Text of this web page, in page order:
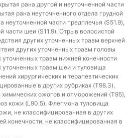
рана другой и неуточненной части
рана неуточненного отдела грудной
неуточненной части предплечья (S51.9),
части шеи (S11.9), Отрыв волосистой
других уточненных травм верхней
других уточненных травм головы
уточненных травм нижней конечности
уточненных травм шеи и туловища
хирургических и терапевтических
в других рубриках (T98.3),
химических ожогов и отморожений (T95),
кожи (L90.5), Флегмона туловища
не классифицированная в других
конечности, не классифицированная в